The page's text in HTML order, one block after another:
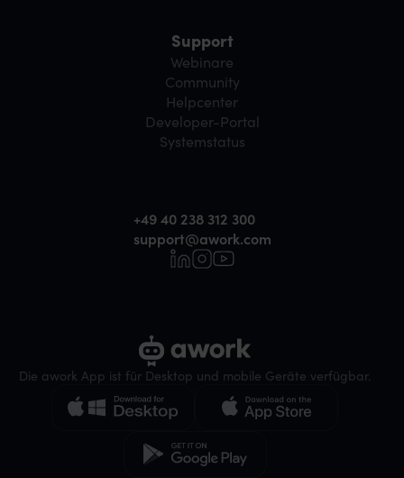
Die awork App ist für Desktop und mobile Geräte verfügbar.
Support
Webinare
Community
Helpcenter
Developer-Portal
Systemstatus
+49 40 238 312 300
support@awork.com